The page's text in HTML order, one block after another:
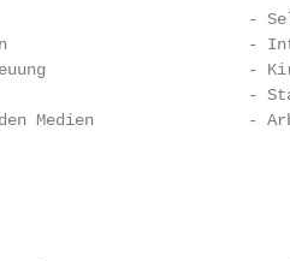
-
-
-
- Staatliche
-